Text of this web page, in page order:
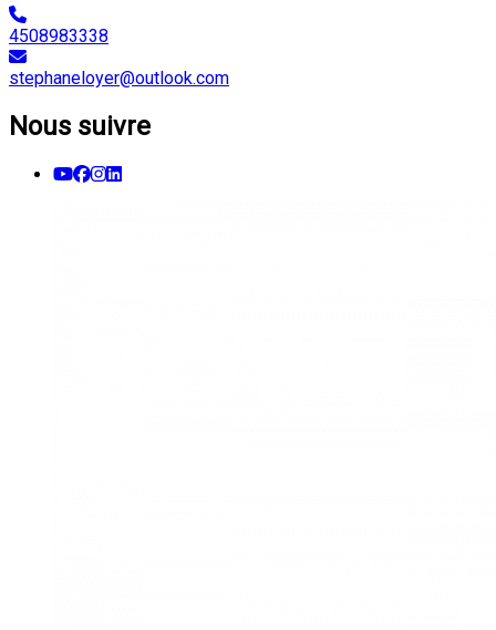
4508983338
stephaneloyer@outlook.com
Nous suivre